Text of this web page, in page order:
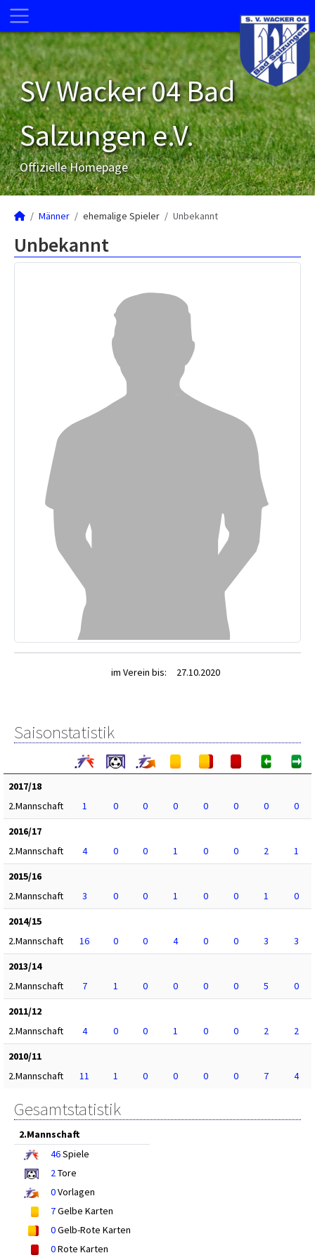
SV Wacker 04 Bad
Salzungen e.V.
Offizielle Homepage
Männer ehemalige Spieler Unbekannt
Unbekannt
im Verein bis: 27.10.2020
Saisonstatistik
2017/18
2.Mannschaft
1 0 0 0 0 0 0
0
2016/17
2.Mannschaft
4 0 0 1 0 0 2
1
2015/16
2.Mannschaft
3 0 0 1 0 0 1
0
2014/15
2.Mannschaft
16 0 0 4 0 0 3
3
2013/14
2.Mannschaft
7 1 0 0 0 0 5
0
2011/12
2.Mannschaft
4 0 0 1 0 0 2
2
2010/11
2.Mannschaft
11 1 0 0 0 0 7 4
Gesamtstatistik
2.Mannschaft
46Spiele
2Tore
0Vorlagen
7Gelbe Karten
0Gelb-Rote Karten
0Rote Karten